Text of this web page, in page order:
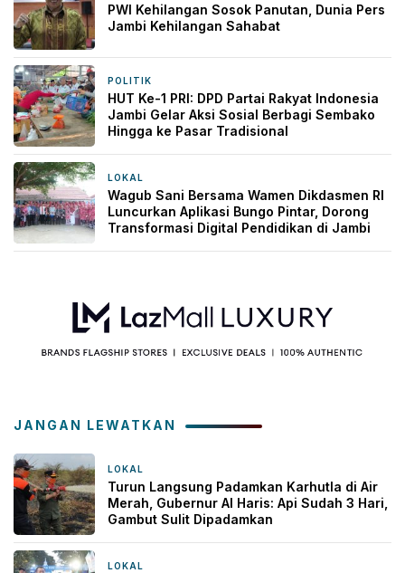
PWI Kehilangan Sosok Panutan, Dunia Pers
Jambi Kehilangan Sahabat
POLITIK
HUT Ke-1 PRI: DPD Partai Rakyat Indonesia
Jambi Gelar Aksi Sosial Berbagi Sembako
Hingga ke Pasar Tradisional
LOKAL
Wagub Sani Bersama Wamen Dikdasmen RI
Luncurkan Aplikasi Bungo Pintar, Dorong
Transformasi Digital Pendidikan di Jambi
JANGAN LEWATKAN
LOKAL
Turun Langsung Padamkan Karhutla di Air
Merah, Gubernur Al Haris: Api Sudah 3 Hari,
Gambut Sulit Dipadamkan
LOKAL